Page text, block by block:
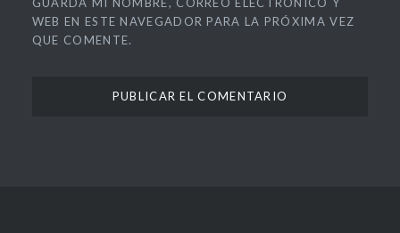
WEB EN ESTE NAVEGADOR PARA LA PRÓXIMA VEZ
QUE COMENTE.